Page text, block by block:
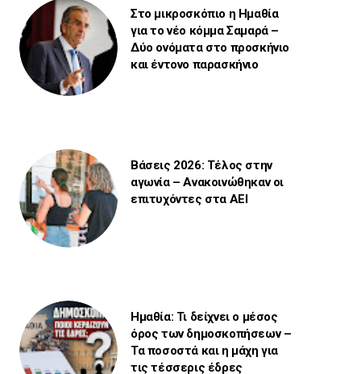
Στο μικροσκόπιο η Ημαθία
για το νέο κόμμα Σαμαρά –
Δύο ονόματα στο προσκήνιο
και έντονο παρασκήνιο
Βάσεις 2026: Τέλος στην
αγωνία – Ανακοινώθηκαν οι
επιτυχόντες στα ΑΕΙ
Ημαθία: Τι δείχνει ο μέσος
όρος των δημοσκοπήσεων –
Τα ποσοστά και η μάχη για
τις τέσσερις έδρες